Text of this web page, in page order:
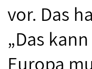
vor. Das
„Das
Europa